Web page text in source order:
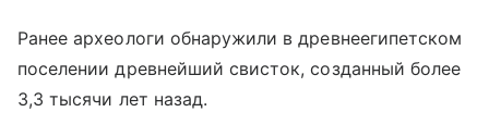
Ранее археологи обнаружили в древнеегипетском
поселении древнейший свисток, созданный более
3,3 тысячи лет назад.